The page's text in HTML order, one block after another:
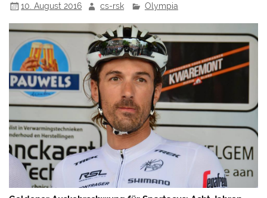
10. August 2016 cs-rsk Olympia